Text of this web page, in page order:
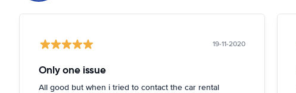
19-11-2020
Only one issue
All good but when i tried to contact the car rental